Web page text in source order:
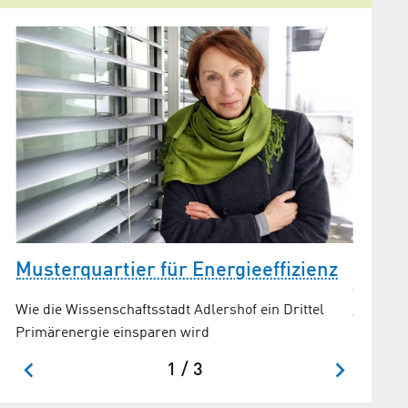
Musterquartier für Energie­effizienz
Wie die Wissenschafts­stadt Adlershof ein Drittel
Primär­energie einsparen wird
1 / 3